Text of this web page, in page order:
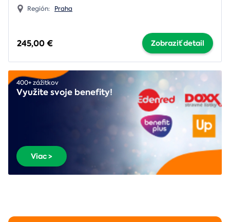
Región: Praha
245,00 € Zobraziť detail
400+ zážitkov
Využite svoje benefity!
Viac >